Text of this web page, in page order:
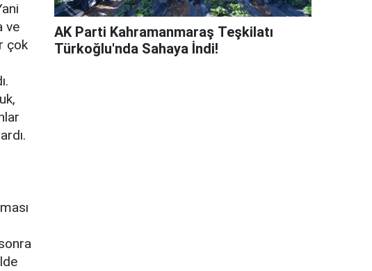
ve
çok
AK Parti Kahramanmaraş Teşkilatı
Türkoğlu'nda Sahaya İndi!